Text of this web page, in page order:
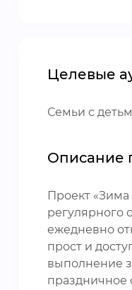
Целевые
Семьи с
Описание
Проект
регулярного
ежедневно
прост и
выполнение
праздничное